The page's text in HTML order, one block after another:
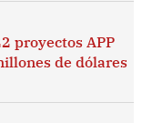
proyectos APP
de dólares